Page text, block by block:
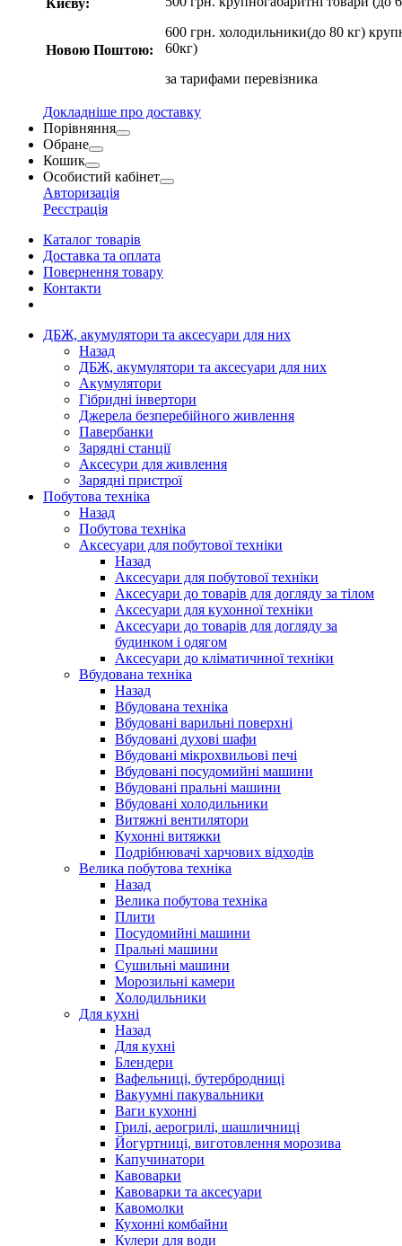
Києву:
Новою Поштою:
600 грн. холодильники(до 80 кг)
60кг)
за тарифами перевізника
Докладніше про доставку
Порівняння
Обране
Кошик
Особистий кабінет
Авторизація
Реєстрація
Каталог товарів
Доставка та оплата
Повернення товару
Контакти
ДБЖ, акумулятори та аксесуари для них
Назад
ДБЖ, акумулятори та аксесуари для них
Акумулятори
Гібридні інвертори
Джерела безперебійного живлення
Павербанки
Зарядні станції
Аксесури для живлення
Зарядні пристрої
Побутова техніка
Назад
Побутова техніка
Аксесуари для побутової техніки
Назад
Аксесуари для побутової техніки
Аксесуари до товарів для догляду за тілом
Аксесуари для кухонної техніки
Аксесуари до товарів для догляду за
будинком і одягом
Аксесуари до кліматичнної техніки
Вбудована техніка
Назад
Вбудована техніка
Вбудовані варильні поверхні
Вбудовані духові шафи
Вбудовані мікрохвильові печі
Вбудовані посудомийні машини
Вбудовані пральні машини
Вбудовані холодильники
Витяжні вентилятори
Кухонні витяжки
Подрібнювачі харчових відходів
Велика побутова техніка
Назад
Велика побутова техніка
Плити
Посудомийні машини
Пральні машини
Сушильні машини
Морозильні камери
Холодильники
Для кухні
Назад
Для кухні
Блендери
Вафельниці, бутербродниці
Вакуумні пакувальники
Ваги кухонні
Грилі, аерогрилі, шашличниці
Йогуртниці, виготовлення морозива
Капучинатори
Кавоварки
Кавоварки та аксесуари
Кавомолки
Кухонні комбайни
Кулери для води